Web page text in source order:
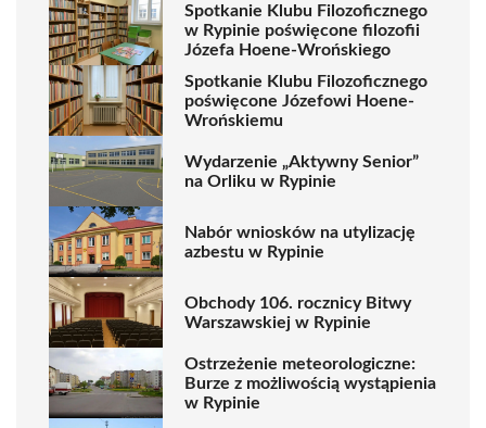
Spotkanie Klubu Filozoficznego
w Rypinie poświęcone filozofii
Józefa Hoene-Wrońskiego
Spotkanie Klubu Filozoficznego
poświęcone Józefowi Hoene-
Wrońskiemu
Wydarzenie „Aktywny Senior”
na Orliku w Rypinie
Nabór wniosków na utylizację
azbestu w Rypinie
Obchody 106. rocznicy Bitwy
Warszawskiej w Rypinie
Ostrzeżenie meteorologiczne:
Burze z możliwością wystąpienia
w Rypinie